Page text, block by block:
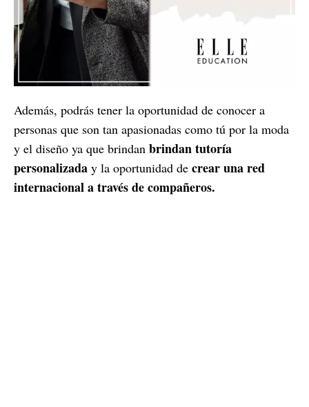
Además, podrás tener la oportunidad de conocer a
personas que son tan apasionadas como tú por la moda
y el diseño ya que brindan brindan tutoría
personalizada y la oportunidad de crear una red
internacional a través de compañeros.